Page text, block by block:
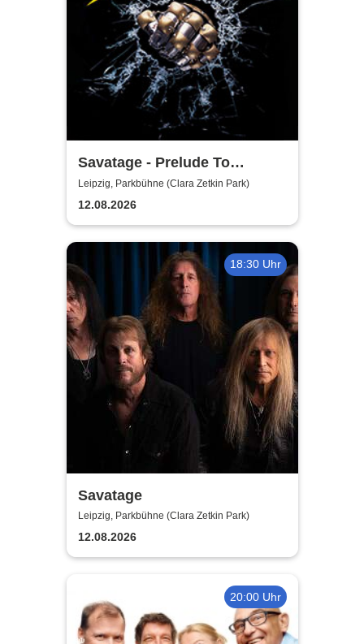
Savatage - Prelude To
Madness - Summer Tour 2026
Leipzig, Parkbühne (Clara Zetkin Park)
12.08.2026
18:30 Uhr
Savatage
Leipzig, Parkbühne (Clara Zetkin Park)
12.08.2026
20:00 Uhr